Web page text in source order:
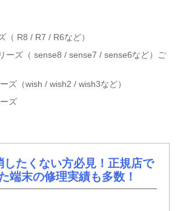
（ R8 / R7 / R6など）
ーズ（ sense8 / sense7 / sense6など）ご
ズ（wish / wish2 / wish3など）
ズ
したくない方必見！正規店で
端末の修理実績も多数！